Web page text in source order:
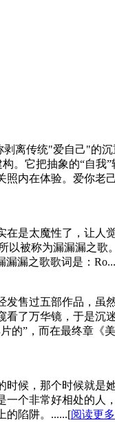
离传统"爱自己"的
。它把抽象的“自我”
内在体验。爱你老
是太魔性了，让人
以被称为漏漏漏之
漏漏之歌歌词是：
售过五部作品，虽
了万华镜，于是沉
的”，而在最终章《
候，那个时候就是
个非常好相处的人
的陷阱。......[阅读更多